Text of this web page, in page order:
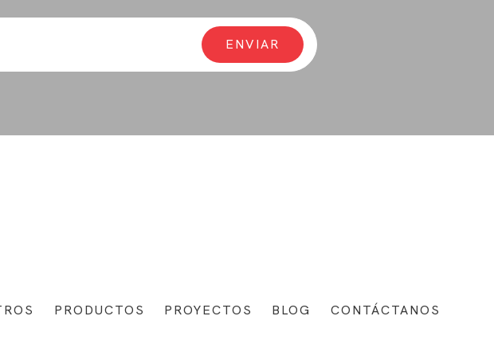
PRODUCTOS PROYECTOS BLOG CONTÁCTANOS